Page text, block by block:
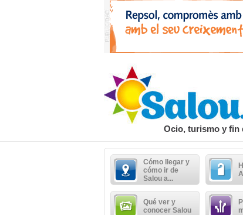
Ocio, turismo y fin
Cómo llegar y
cómo ir de
Salou a...
Qué ver y
conocer Salou